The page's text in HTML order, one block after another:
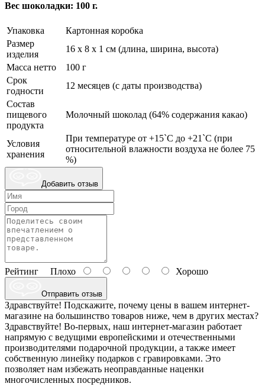
Вес шоколадки: 100 г.
Упаковка
Картонная коробка
Размер
изделия
16 х 8 х 1 см (длина, ширина, высота)
Масса нетто
100 г
Срок
годности
12 месяцев (с даты производства)
Состав
пищевого
продукта
Молочный шоколад (64% содержания какао)
Условия
хранения
При температуре от +15`С до +21`С (при
относительной влажности воздуха не более 75
%)
Добавить отзыв
Рейтинг Плохо Хорошо
Отправить отзыв
Здравствуйте! Подскажите, почему цены в вашем интернет-
магазине на большинство товаров ниже, чем в других местах?
Здравствуйте! Во-первых, наш интернет-магазин работает
напрямую с ведущими европейскими и отечественными
производителями подарочной продукции, а также имеет
собственную линейку подарков с гравировками. Это
позволяет нам избежать неоправданные наценки
многочисленных посредников.